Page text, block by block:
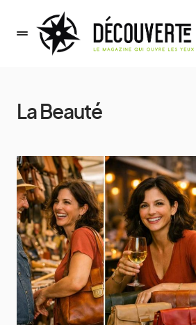
La Beauté